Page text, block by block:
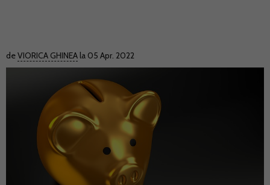
deVIORICA GHINEA la 05 Apr. 2022